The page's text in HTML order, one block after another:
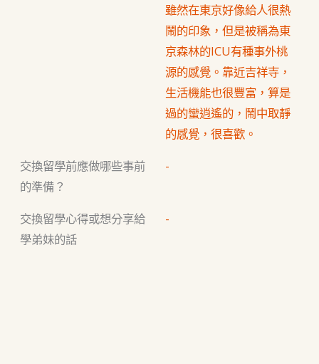
雖然在東京好像給人很熱
鬧的印象，但是被稱為東
京森林的ICU有種事外桃
源的感覺。靠近吉祥寺，
生活機能也很豐富，算是
過的蠻逍遙的，鬧中取靜
的感覺，很喜歡。
交換留學前應做哪些事前
的準備？
-
交換留學心得或想分享給
學弟妹的話
-